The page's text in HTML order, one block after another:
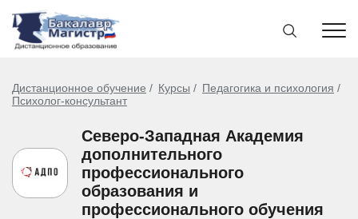
Дистанционное обучение Курсы
Педагогика и психология
Психолог-консультант
Северо-Западная Академия
дополнительного
профессионального
образования и
профессионального обучения